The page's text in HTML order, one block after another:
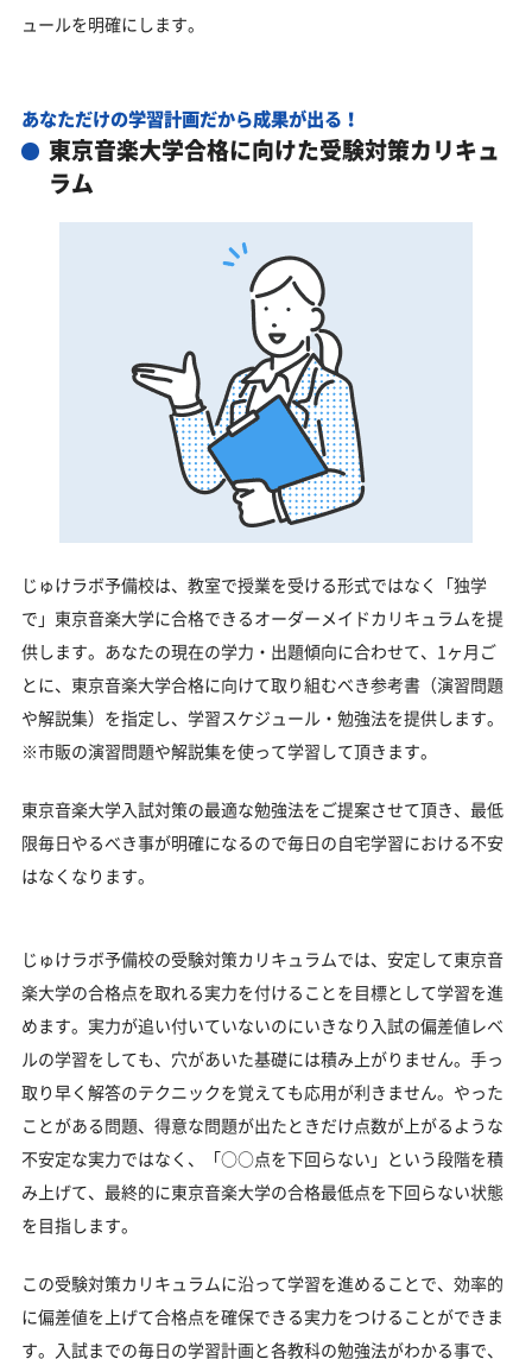
ュールを明確にします。
あなただけの学習計画だから成果が出る！
東京音楽大学合格に向けた受験対策カリキュ
ラム
じゅけラボ予備校は、教室で授業を受ける形式ではなく「独学
で」東京音楽大学に合格できるオーダーメイドカリキュラムを提
供します。あなたの現在の学力・出題傾向に合わせて、1ヶ月ご
とに、東京音楽大学合格に向けて取り組むべき参考書（演習問題
や解説集）を指定し、学習スケジュール・勉強法を提供します。
※市販の演習問題や解説集を使って学習して頂きます。
東京音楽大学入試対策の最適な勉強法をご提案させて頂き、最低
限毎日やるべき事が明確になるので毎日の自宅学習における不安
はなくなります。
じゅけラボ予備校の受験対策カリキュラムでは、安定して東京音
楽大学の合格点を取れる実力を付けることを目標として学習を進
めます。実力が追い付いていないのにいきなり入試の偏差値レベ
ルの学習をしても、穴があいた基礎には積み上がりません。手っ
取り早く解答のテクニックを覚えても応用が利きません。やった
ことがある問題、得意な問題が出たときだけ点数が上がるような
不安定な実力ではなく、「○○点を下回らない」という段階を積
み上げて、最終的に東京音楽大学の合格最低点を下回らない状態
を目指します。
この受験対策カリキュラムに沿って学習を進めることで、効率的
に偏差値を上げて合格点を確保できる実力をつけることができま
す。入試までの毎日の学習計画と各教科の勉強法がわかる事で、